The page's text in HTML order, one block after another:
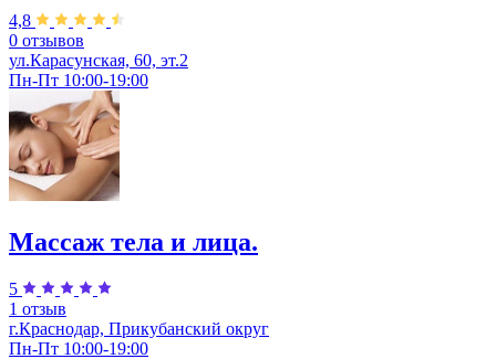
4,8
0 отзывов
ул.Карасунская, 60, эт.2
Пн-Пт 10:00-19:00
Массаж тела и лица.
5
1 отзыв
г.Краснодар, Прикубанский округ
Пн-Пт 10:00-19:00